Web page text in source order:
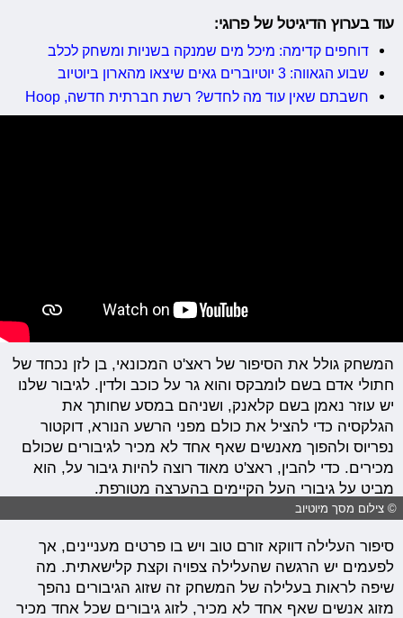
עוד בערוץ הדיגיטל של פרוגי:
דוחפים קדימה: מיכל מים שמנקה בשניות ומשחק לכלב
שבוע הגאווה: 3 יוטיוברים גאים שיצאו מהארון ביוטיוב
חשבתם שאין עוד מה לחדש? רשת חברתית חדשה, Hoop
המשחק גולל את הסיפור של ראצ'ט המכונאי, בן לזן נכחד של
חתולי אדם בשם לומבקס והוא גר על כוכב ולדין. לגיבור שלנו
יש עוזר נאמן בשם קלאנק, ושניהם במסע שחותך את
הגלקסיה כדי להציל את כולם מפני הרשע הנורא, דוקטור
נפריוס ולהפוך מאנשים שאף אחד לא מכיר לגיבורים שכולם
מכירים. כדי להבין, ראצ'ט מאוד רוצה להיות גיבור על, הוא
מביט על גיבורי העל הקיימים בהערצה מטורפת.
© צילום מסך מיוטיוב
סיפור העלילה דווקא זורם טוב ויש בו פרטים מעניינים, אך
לפעמים יש הרגשה שהעלילה צפויה וקצת קלישאתית. מה
שיפה לראות בעלילה של המשחק זה שזוג הגיבורים נהפך
מזוג אנשים שאף אחד לא מכיר, לזוג גיבורים שכל אחד מכיר